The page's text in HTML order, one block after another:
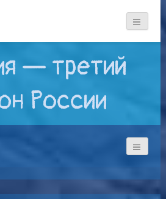
— третий
России